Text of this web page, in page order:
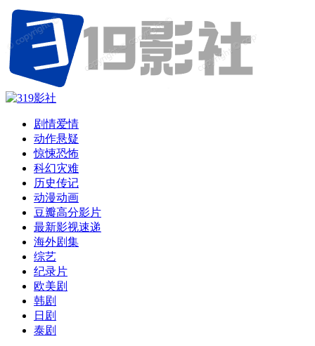
剧情爱情
动作悬疑
惊悚恐怖
科幻灾难
历史传记
动漫动画
豆瓣高分影片
最新影视速递
海外剧集
综艺
纪录片
欧美剧
韩剧
日剧
泰剧